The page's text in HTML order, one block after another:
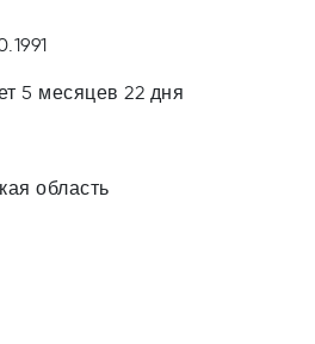
5 месяцев 22 дня
область